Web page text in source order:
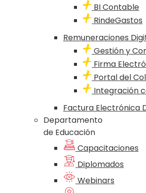
BI Contable
RindeGastos
Remuneraciones
Gestión y
Firma
Portal del
Integración
Factura Electrónica
Departamento
de Educación
Capacitaciones
Diplomados
Webinars